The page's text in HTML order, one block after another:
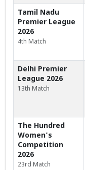
Tamil Nadu
Premier League
2026
4th Match
Delhi Premier
League 2026
13th Match
The Hundred
Women's
Competition
2026
23rd Match